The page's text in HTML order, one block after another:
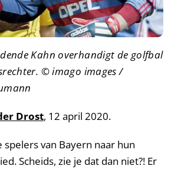
Kahn overhandigt de golfbal
© imago images /
Drost, 12 april 2020.
spelers van Bayern naar hun
Scheids, zie je dat dan niet?! Er